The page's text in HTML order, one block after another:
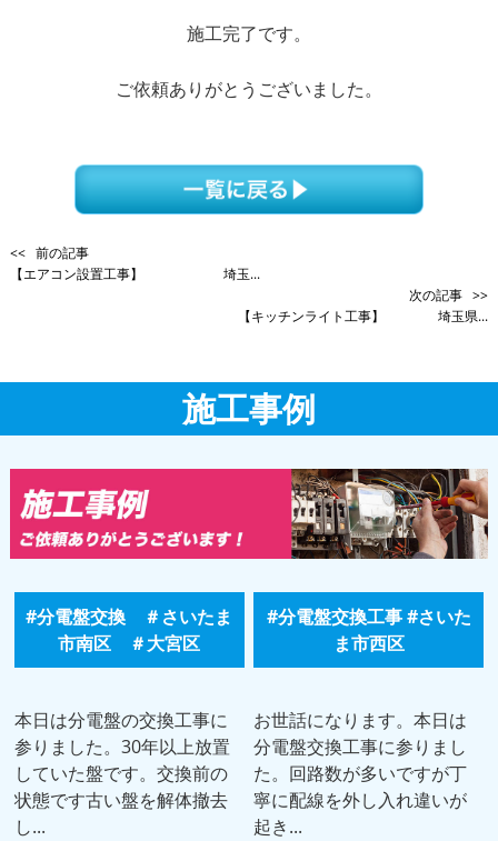
施工完了です。
ご依頼ありがとうございました。
<< 前の記事
【エアコン設置工事】 埼玉...
次の記事 >>
【キッチンライト工事】 埼玉県...
施工事例
#分電盤交換 ＃さいたま
市南区 ＃大宮区
本日は分電盤の交換工事に
参りました。30年以上放置
していた盤です。交換前の
状態です古い盤を解体撤去
し...
#分電盤交換工事 #さいた
ま市西区
お世話になります。本日は
分電盤交換工事に参りまし
た。回路数が多いですが丁
寧に配線を外し入れ違いが
起き...